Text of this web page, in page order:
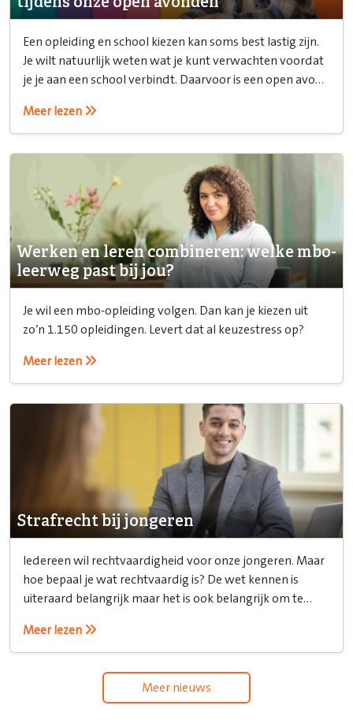
Een opleiding en school kiezen kan soms best lastig zijn.
Je wilt natuurlijk weten wat je kunt verwachten voordat
je je aan een school verbindt. Daarvoor is een open avond
Meer lezen
Werken en leren combineren: welke mbo-
leerweg past bij jou?
Je wil een mbo-opleiding volgen. Dan kan je kiezen uit
zo’n 1.150 opleidingen. Levert dat al keuzestress op?
Meer lezen
Strafrecht bij jongeren
Iedereen wil rechtvaardigheid voor onze jongeren. Maar
hoe bepaal je wat rechtvaardig is? De wet kennen is
uiteraard belangrijk maar het is ook belangrijk om te
Meer lezen
Meer nieuws